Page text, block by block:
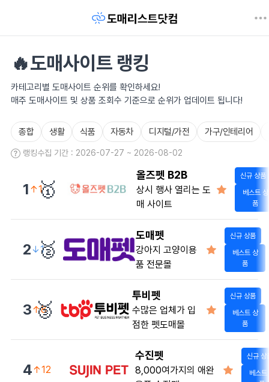
🔥도매사이트 랭킹
카테고리별 도매사이트 순위를 확인하세요!
매주 도매사이트 및 상품 조회수 기준으로 순위가 업데이트 됩니다!
종합 생활 식품 자동차 디지털/가전 가구/인테리어
랭킹수집 기간 : 2026-07-27 ~ 2026-08-02
1 ↑1🥇
올즈펫 B2B
상시 행사 열리는 도
매 사이트
신규 상품
베스트 상
품
2↓1🥈
도매펫
강아지 고양이용
품 전문몰
신규 상품
베스트 상
품
3↑8
🥉
투비펫
수많은 업체가 입
점한 펫도매몰
신규 상품
베스트 상
품
4↑12
수진펫
8,000여가지의 애완
신규 상
베스트